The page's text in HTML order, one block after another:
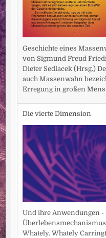
Geschichte eines
von Sigmund Freud
Dieter Sedlacek (Hrsg.)
auch Massenwahn
Erregung in großen
Die vierte Dimension
Und ihre Anwendungen -
Whately. Whately